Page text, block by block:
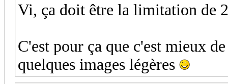
Vi, ça doit être la limitation de
C'est pour ça que c'est mieux
quelques images légères